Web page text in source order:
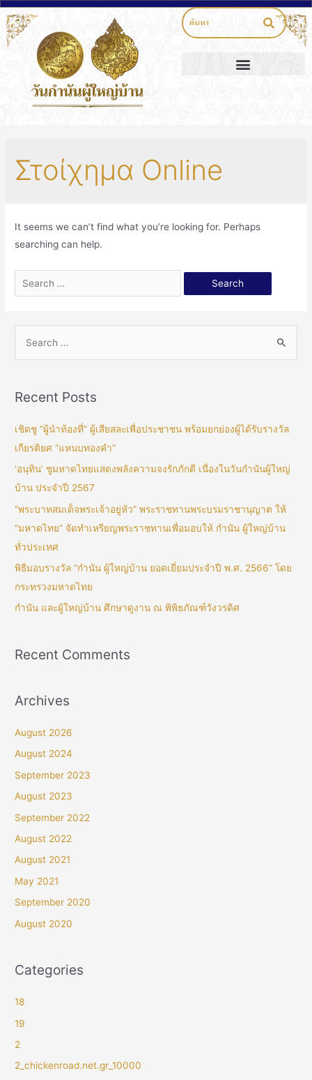
Στοίχημα Online
It seems we can’t find what you’re looking for. Perhaps
searching can help.
Recent Posts
เชิดชู “ผู้นำท้องที่” ผู้เสียสละเพื่อประชาชน พร้อมยกย่องผู้ได้รับรางวัล
เกียรติยศ “แหนบทองคำ”
‘อนุทิน’ ชูมหาดไทยแสดงพลังความจงรักภักดี เนื่องในวันกำนันผู้ใหญ่
บ้าน ประจำปี 2567
“พระบาทสมเด็จพระเจ้าอยู่หัว” พระราชทานพระบรมราชานุญาต ให้
“มหาดไทย” จัดทำเหรียญพระราชทานเพื่อมอบให้ กำนัน ผู้ใหญ่บ้าน
ทั่วประเทศ
พิธีมอบรางวัล “กำนัน ผู้ใหญ่บ้าน ยอดเยี่ยมประจำปี พ.ศ. 2566” โดย
กระทรวงมหาดไทย
กำนัน และผู้ใหญ่บ้าน ศึกษาดูงาน ณ พิพิธภัณฑ์วังวรดิศ
Recent Comments
Archives
August 2026
August 2024
September 2023
August 2023
September 2022
August 2022
August 2021
May 2021
September 2020
August 2020
Categories
18
19
2
2_chickenroad.net.gr_10000